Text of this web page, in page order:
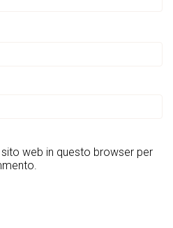
web in questo browser per